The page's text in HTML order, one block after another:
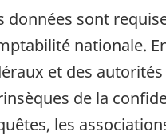
données sont
nationale.
et des
de la
les